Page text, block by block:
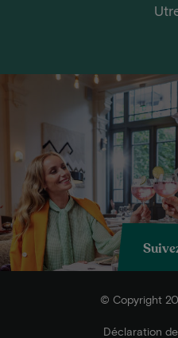
© Copyright
Déclaration